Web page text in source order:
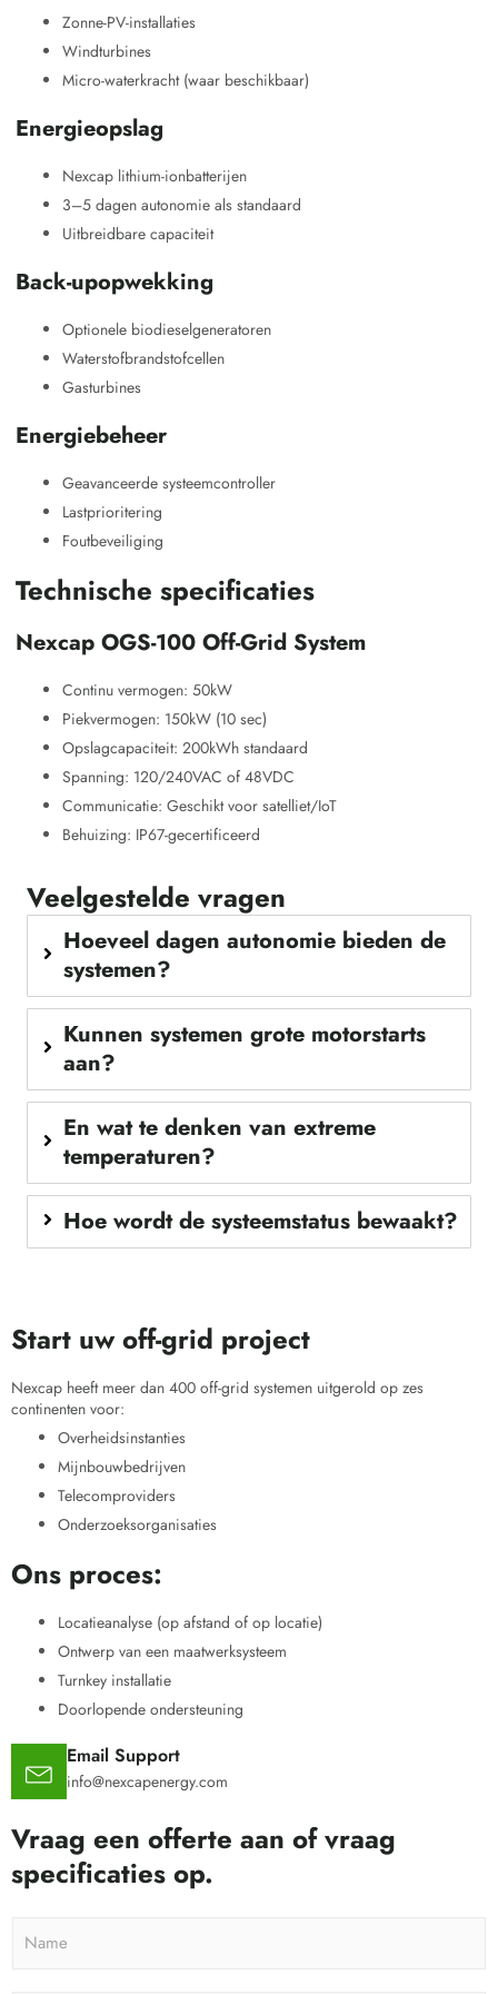
Zonne-PV-installaties
Windturbines
Micro-waterkracht (waar beschikbaar)
Energieopslag
Nexcap lithium-ionbatterijen
3–5 dagen autonomie als standaard
Uitbreidbare capaciteit
Back-upopwekking
Optionele biodieselgeneratoren
Waterstofbrandstofcellen
Gasturbines
Energiebeheer
Geavanceerde systeemcontroller
Lastprioritering
Foutbeveiliging
Technische specificaties
Nexcap OGS-100 Off-Grid System
Continu vermogen: 50kW
Piekvermogen: 150kW (10 sec)
Opslagcapaciteit: 200kWh standaard
Spanning: 120/240VAC of 48VDC
Communicatie: Geschikt voor satelliet/IoT
Behuizing: IP67-gecertificeerd
Veelgestelde vragen
Hoeveel dagen autonomie bieden de
systemen?
Kunnen systemen grote motorstarts
aan?
En wat te denken van extreme
temperaturen?
Hoe wordt de systeemstatus bewaakt?
Start uw off-grid project
Nexcap heeft meer dan 400 off-grid systemen uitgerold op zes
continenten voor:
Overheidsinstanties
Mijnbouwbedrijven
Telecomproviders
Onderzoeksorganisaties
Ons proces:
Locatieanalyse (op afstand of op locatie)
Ontwerp van een maatwerksysteem
Turnkey installatie
Doorlopende ondersteuning
Email Support
info@nexcapenergy.com
Vraag een offerte aan of vraag
specificaties op.